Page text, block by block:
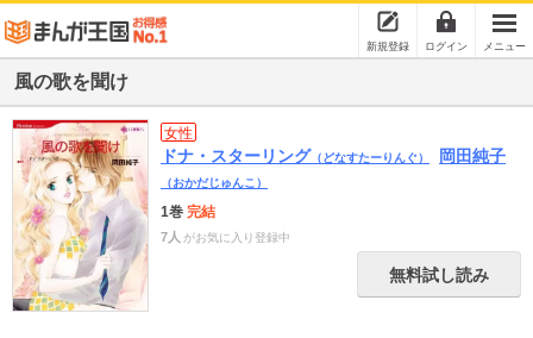
新規登録 ログイン メニュー
風の歌を聞け
女性
ドナ・スターリング （どなすたーりんぐ） 岡田純子
（おかだじゅんこ）
1巻 完結
7人 がお気に入り登録中
無料試し読み